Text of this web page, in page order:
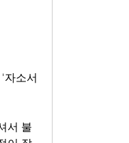
자소서